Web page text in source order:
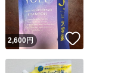
いね！
2,600円